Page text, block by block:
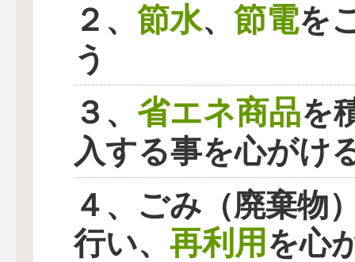
２、 節水、 節電を
う
３、 省エネ商品を
入する事を心がけ
４、ごみ（廃棄物
行い、 再利用 を心